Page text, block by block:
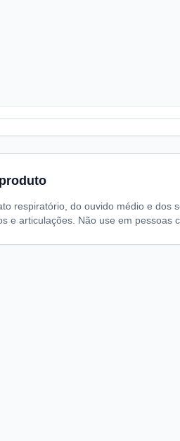
respiratório, do ouvido médio e dos
e articulações. Não use em pessoas